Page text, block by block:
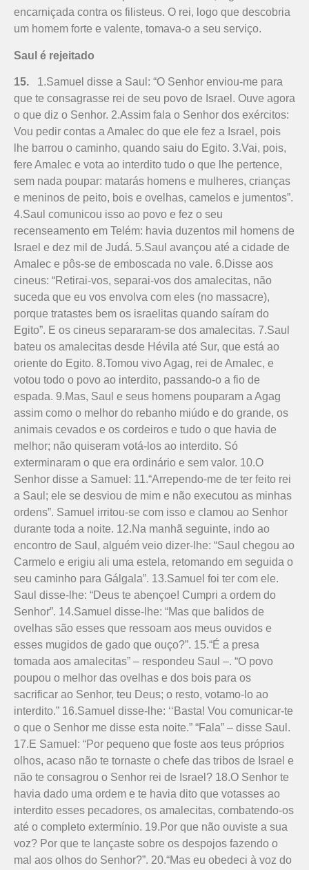
encarniçada contra os filisteus. O rei, logo que descobria
um homem forte e valente, tomava-o a seu serviço.
Saul é rejeitado
15. 1.Samuel disse a Saul: “O Senhor enviou-me para
que te consagrasse rei de seu povo de Israel. Ouve agora
o que diz o Senhor. 2.Assim fala o Senhor dos exércitos:
Vou pedir contas a Amalec do que ele fez a Israel, pois
lhe barrou o caminho, quando saiu do Egito. 3.Vai, pois,
fere Amalec e vota ao interdito tudo o que lhe pertence,
sem nada poupar: matarás homens e mulheres, crianças
e meninos de peito, bois e ovelhas, camelos e jumentos”.
4.Saul comunicou isso ao povo e fez o seu
recenseamento em Telém: havia duzentos mil homens de
Israel e dez mil de Judá. 5.Saul avançou até a cidade de
Amalec e pôs-se de emboscada no vale. 6.Disse aos
cineus: “Retirai-vos, separai-vos dos amale­citas, não
suceda que eu vos envolva com eles (no massacre),
porque tratastes bem os israelitas quando saíram do
Egito”. E os cineus separaram-se dos amalecitas. 7.Saul
bateu os amalecitas desde Hévila até Sur, que está ao
oriente do Egito. 8.Tomou vivo Agag, rei de Amalec, e
votou todo o povo ao interdito, passando-o a fio de
espada. 9.Mas, Saul e seus homens pouparam a Agag
assim como o melhor do rebanho miúdo e do grande, os
animais cevados e os cordeiros e tudo o que havia de
melhor; não quiseram votá-los ao interdito. Só
exterminaram o que era ordinário e sem valor. 10.O
Senhor disse a Samuel: 11.“Arrependo-me de ter feito rei
a Saul; ele se desviou de mim e não executou as minhas
ordens”. Samuel irritou-se com isso e clamou ao Senhor
durante toda a noite. 12.Na manhã seguinte, indo ao
encontro de Saul, alguém veio dizer-lhe: “Saul chegou ao
Carmelo e erigiu ali uma estela, retomando em seguida o
seu caminho para Gálgala”. 13.Samuel foi ter com ele.
Saul disse-lhe: “Deus te abençoe! Cumpri a ordem do
Senhor”. 14.Samuel disse-lhe: “Mas que balidos de
ovelhas são esses que ressoam aos meus ouvidos e
esses mugidos de gado que ouço?”. 15.“É a presa
tomada aos amalecitas” – respondeu Saul –. “O povo
poupou o melhor das ovelhas e dos bois para os
sacrificar ao Senhor, teu Deus; o resto, votamo-lo ao
interdito.” 16.Samuel disse-lhe: ‘‘Basta! Vou comunicar-te
o que o Senhor me disse esta noite.” “Fala” – disse Saul.
17.E Samuel: “Por pequeno que foste aos teus próprios
olhos, acaso não te tornaste o chefe das tribos de Israel e
não te consagrou o Senhor rei de Israel? 18.O Senhor te
havia dado uma ordem e te havia dito que votasses ao
interdito esses pecadores, os amalecitas, combatendo-os
até o completo extermínio. 19.Por que não ouviste a sua
voz? Por que te lançaste sobre os despojos fazendo o
mal aos olhos do Senhor?”. 20.“Mas eu obedeci à voz do